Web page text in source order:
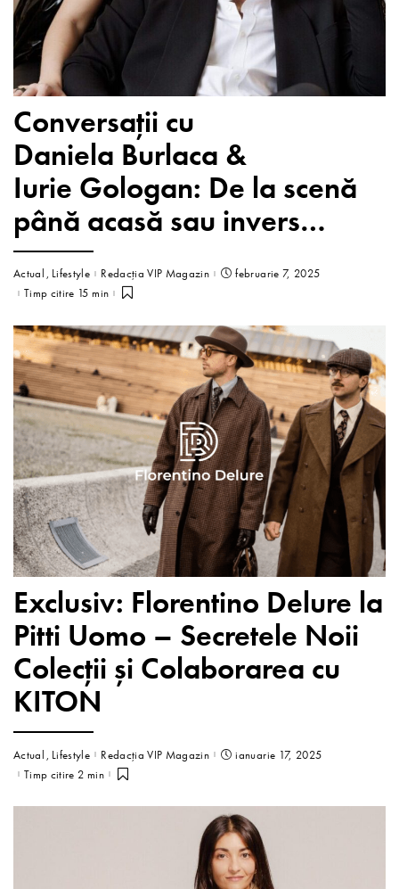
Conversații cu
Daniela Burlaca &
Iurie Gologan: De la scenă
până acasă sau invers…
Actual Lifestyle Redacția VIP Magazin
februarie 7, 2025
Timp citire 15 min
Exclusiv: Florentino Delure la
Pitti Uomo – Secretele Noii
Colecții și Colaborarea cu
KITON
Actual Lifestyle Redacția VIP Magazin
ianuarie 17, 2025
Timp citire 2 min